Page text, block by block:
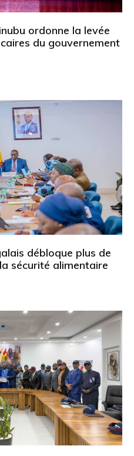
ordonne la levée
du gouvernement
débloque plus de
sécurité alimentaire